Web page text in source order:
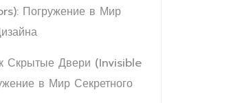
Погружение в Мир
к Скрытые Двери (Invisible
в Мир Секретного